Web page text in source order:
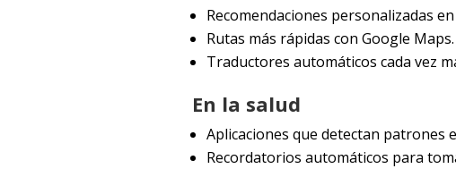
Recomendaciones personalizadas
Rutas más rápidas con Google Maps.
Traductores automáticos cada vez
En la salud
Aplicaciones que detectan patrones
Recordatorios automáticos para